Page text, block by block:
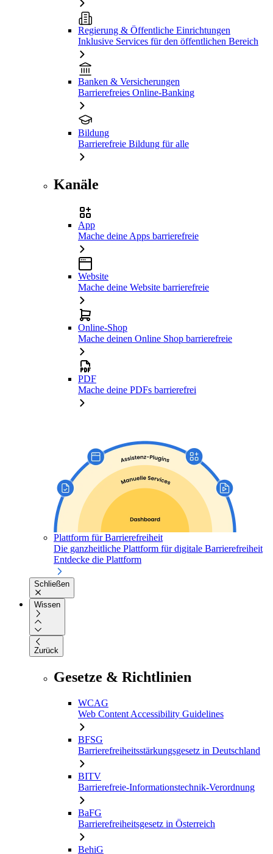
Regierung & Öffentliche Einrichtungen
Inklusive Services für den öffentlichen Bereich
Banken & Versicherungen
Barrierefreies Online-Banking
Bildung
Barrierefreie Bildung für alle
Kanäle
App
Mache deine Apps barrierefreie
Website
Mache deine Website barrierefreie
Online-Shop
Mache deinen Online Shop barrierefreie
PDF
Mache deine PDFs barrierefrei
Plattform für Barrierefreiheit
Die ganzheitliche Plattform für digitale Barrierefreiheit
Entdecke die Plattform
Schließen
Wissen
Zurück
Gesetze & Richtlinien
WCAG
Web Content Accessibility Guidelines
BFSG
Barrierefreiheitsstärkungsgesetz in Deutschland
BITV
Barrierefreie-Informationstechnik-Verordnung
BaFG
Barrierefreiheitsgesetz in Österreich
BehiG